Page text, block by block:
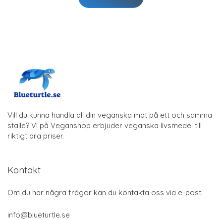
Vill du kunna handla all din veganska mat på ett och samma
ställe? Vi på Veganshop erbjuder veganska livsmedel till
riktigt bra priser.
Kontakt
Om du har några frågor kan du kontakta oss via e-post:
info@blueturtle.se